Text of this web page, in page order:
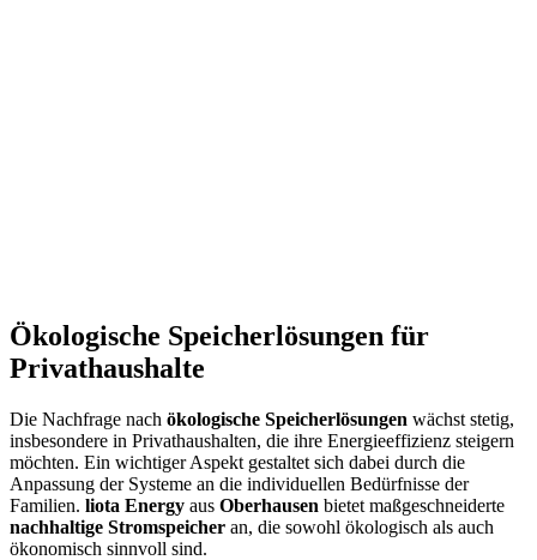
Ökologische Speicherlösungen für
Privathaushalte
Die Nachfrage nach ökologische Speicherlösungen wächst stetig,
insbesondere in Privathaushalten, die ihre Energieeffizienz steigern
möchten. Ein wichtiger Aspekt gestaltet sich dabei durch die
Anpassung der Systeme an die individuellen Bedürfnisse der
Familien. liota Energy aus Oberhausen bietet maßgeschneiderte
nachhaltige Stromspeicher an, die sowohl ökologisch als auch
ökonomisch sinnvoll sind.